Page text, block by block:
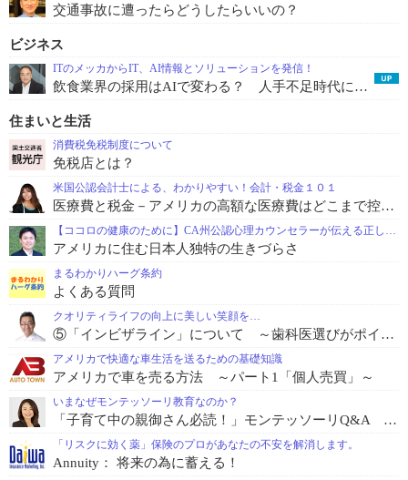
交通事故に遭ったらどうしたらいいの？
ビジネス
ITのメッカからIT、AI情報とソリューションを発信！
飲食業界の採用はAIで変わる？ 人手不足時代に必要な「速く、長く活躍する人材」を採る仕組み
住まいと生活
消費税免税制度について
免税店とは？
米国公認会計士による、わかりやすい！会計・税金１０１
医療費と税金－アメリカの高額な医療費はどこまで控除できる？
【ココロの健康のために】CA州公認心理カウンセラーが伝える正しい心理学
アメリカに住む日本人独特の生きづらさ
まるわかりハーグ条約
よくある質問
クオリティライフの向上に美しい笑顔を…
⑤「インビザライン」について ～歯科医選びがポイント！治療期間と費用の気になる相関関係！～
アメリカで快適な車生活を送るための基礎知識
アメリカで車を売る方法 ～パート1「個人売買」～
いまなぜモンテッソーリ教育なのか？
「子育て中の親御さん必読！」モンテッソーリQ&A 教えて！炭川先生 Vol.5「秩序ある生活が子どもに与える栄養」～後編～
「リスクに効く薬」保険のプロがあなたの不安を解消します。
Annuity： 将来の為に蓄える！